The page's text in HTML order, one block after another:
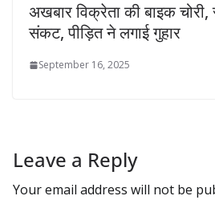
अखबार विक्रेता की बाइक चोरी,
संकट, पीड़ित ने लगाई गुहार
September 16, 2025
Leave a Reply
Your email address will not be